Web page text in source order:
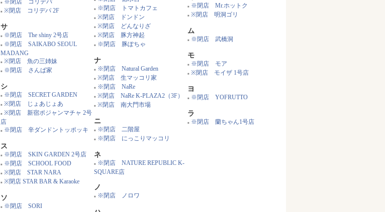
■ ※閉店 コリデパ
■ ※閉店 コリデパ 2F
サ
■ ※閉店 The shiny 2号店
■
※閉店 SAIKABO SEOUL
MADANG
■ ※閉店 魚の三姉妹
■ ※閉店 さんぱ家
シ
■ ※閉店 SECRET GARDEN
■ ※閉店 じょあじょあ
■ ※閉店 新宿ポジャンマチャ 2号
店
■ ※閉店 辛ダンドントッポッキ
ス
■ ※閉店 SKIN GARDEN 2号店
■ ※閉店 SCHOOL FOOD
■ ※閉店 STAR NARA
■ ※閉店 STAR BAR & Karaoke
ソ
■ ※閉店 SORI
■ ※閉店 トマトカフェ
■ ※閉店 ドンドン
■ ※閉店 どんなりざ
■ ※閉店 豚方神起
■ ※閉店 豚ぽちゃ
ナ
■ ※閉店 Natural Garden
■ ※閉店 生マッコリ家
■ ※閉店 NaRe
■ ※閉店 NaRe K-PLAZA2（3F）
■ ※閉店 南大門市場
ニ
■ ※閉店 二階屋
■ ※閉店 にっこりマッコリ
ネ
■
※閉店 NATURE REPUBLIC K-
SQUARE店
ノ
■ ※閉店 ノロワ
■ ※閉店 Mr.ホットク
■ ※閉店 明洞ゴリ
ム
■ ※閉店 武橋洞
モ
■ ※閉店 モア
■ ※閉店 モイザ 1号店
ヨ
■ ※閉店 YOFRUTTO
ラ
■ ※閉店 蘭ちゃん1号店